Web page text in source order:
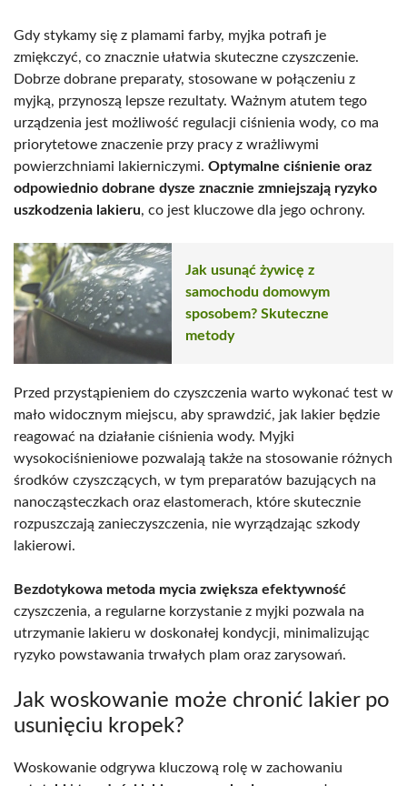
Gdy stykamy się z plamami farby, myjka potrafi je
zmiękczyć, co znacznie ułatwia skuteczne czyszczenie.
Dobrze dobrane preparaty, stosowane w połączeniu z
myjką, przynoszą lepsze rezultaty. Ważnym atutem tego
urządzenia jest możliwość regulacji ciśnienia wody, co ma
priorytetowe znaczenie przy pracy z wrażliwymi
powierzchniami lakierniczymi. Optymalne ciśnienie oraz
odpowiednio dobrane dysze znacznie zmniejszają ryzyko
uszkodzenia lakieru, co jest kluczowe dla jego ochrony.
Jak usunąć żywicę z
samochodu domowym
sposobem? Skuteczne
metody
Przed przystąpieniem do czyszczenia warto wykonać test w
mało widocznym miejscu, aby sprawdzić, jak lakier będzie
reagować na działanie ciśnienia wody. Myjki
wysokociśnieniowe pozwalają także na stosowanie różnych
środków czyszczących, w tym preparatów bazujących na
nanocząsteczkach oraz elastomerach, które skutecznie
rozpuszczają zanieczyszczenia, nie wyrządzając szkody
lakierowi.
Bezdotykowa metoda mycia zwiększa efektywność
czyszczenia, a regularne korzystanie z myjki pozwala na
utrzymanie lakieru w doskonałej kondycji, minimalizując
ryzyko powstawania trwałych plam oraz zarysowań.
Jak woskowanie może chronić lakier po
usunięciu kropek?
Woskowanie odgrywa kluczową rolę w zachowaniu